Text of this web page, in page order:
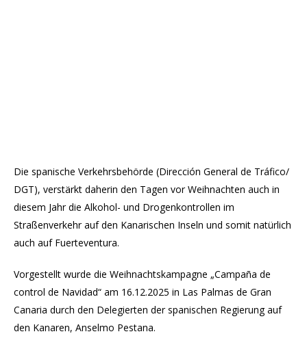
Die spanische Verkehrsbehörde (Dirección General de Tráfico/
DGT), verstärkt daherin den Tagen vor Weihnachten auch in
diesem Jahr die Alkohol- und Drogenkontrollen im
Straßenverkehr auf den Kanarischen Inseln und somit natürlich
auch auf Fuerteventura.
Vorgestellt wurde die Weihnachtskampagne „Campaña de
control de Navidad“ am 16.12.2025 in Las Palmas de Gran
Canaria durch den Delegierten der spanischen Regierung auf
den Kanaren, Anselmo Pestana.